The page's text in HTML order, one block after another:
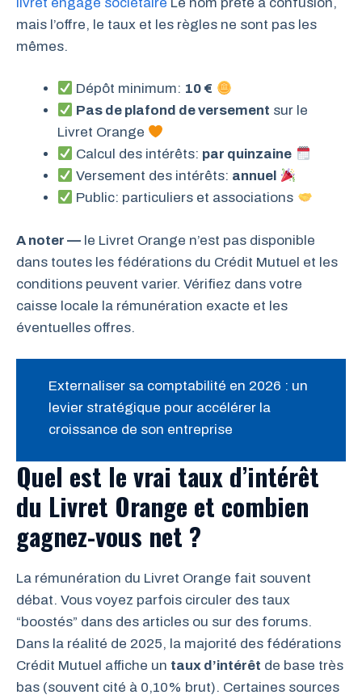
mais l’offre, le taux et les règles ne sont pas les
mêmes.
Dépôt minimum: 10 €
Pas de plafond de versement sur le
Livret Orange
Calcul des intérêts: par quinzaine
Versement des intérêts: annuel
Public: particuliers et associations
A noter — le Livret Orange n’est pas disponible
dans toutes les fédérations du Crédit Mutuel et les
conditions peuvent varier. Vérifiez dans votre
caisse locale la rémunération exacte et les
éventuelles offres.
Externaliser sa comptabilité en 2026 : un
levier stratégique pour accélérer la
croissance de son entreprise
Quel est le vrai taux d’intérêt
du Livret Orange et combien
gagnez-vous net ?
La rémunération du Livret Orange fait souvent
débat. Vous voyez parfois circuler des taux
“boostés” dans des articles ou sur des forums.
Dans la réalité de 2025, la majorité des fédérations
Crédit Mutuel affiche un taux d’intérêt de base très
bas (souvent cité à 0,10% brut). Certaines sources